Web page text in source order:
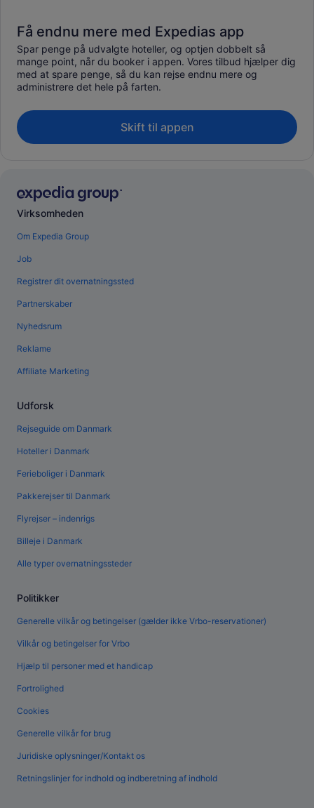
Få endnu mere med Expedias app
Spar penge på udvalgte hoteller, og optjen dobbelt så
mange point, når du booker i appen. Vores tilbud hjælper dig
med at spare penge, så du kan rejse endnu mere og
administrere det hele på farten.
Skift til appen
Virksomheden
Om Expedia Group
Job
Registrer dit overnatningssted
Partnerskaber
Nyhedsrum
Reklame
Affiliate Marketing
Udforsk
Rejseguide om Danmark
Hoteller i Danmark
Ferieboliger i Danmark
Pakkerejser til Danmark
Flyrejser – indenrigs
Billeje i Danmark
Alle typer overnatningssteder
Politikker
Generelle vilkår og betingelser (gælder ikke Vrbo-reservationer)
Vilkår og betingelser for Vrbo
Hjælp til personer med et handicap
Fortrolighed
Cookies
Generelle vilkår for brug
Juridiske oplysninger/Kontakt os
Retningslinjer for indhold og indberetning af indhold